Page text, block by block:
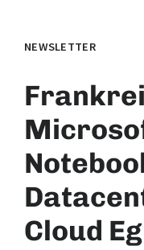
NEWSLETTER
Cloud